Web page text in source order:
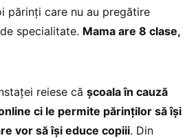
părinţi care nu au pregătire
specialitate. Mama are 8 clase,
reiese că școala în cauză
ci le permite părinţilor să îşi
vor să îşi educe copiii. Din